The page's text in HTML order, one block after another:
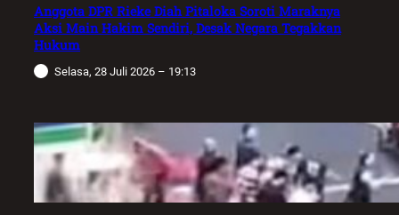
Anggota DPR Rieke Diah Pitaloka Soroti Maraknya
Aksi Main Hakim Sendiri, Desak Negara Tegakkan
Hukum
Selasa, 28 Juli 2026 – 19:13